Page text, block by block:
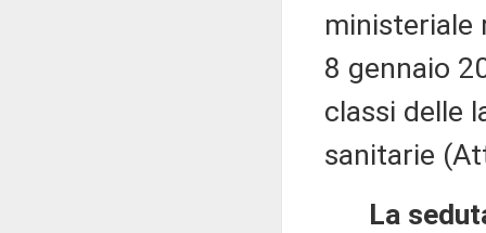
ministeriale
8 gennaio
classi delle
sanitarie
La